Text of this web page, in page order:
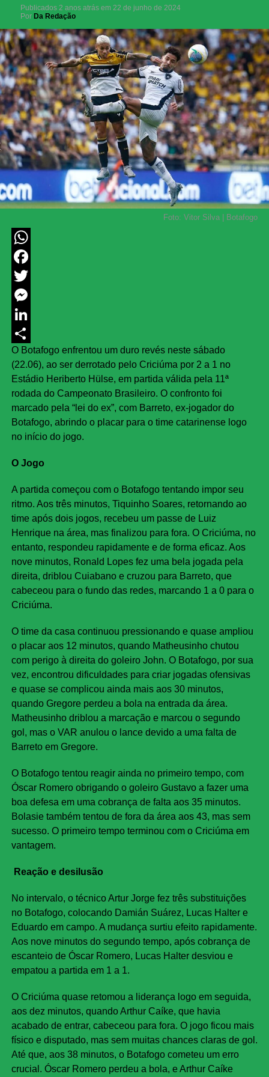
Publicados 2 anos atrás em 22 de junho de 2024
Por Da Redação
Foto: Vitor Silva | Botafogo
WhatsApp
Facebook
Twitter
Messenger
LinkedIn
Share
O Botafogo enfrentou um duro revés neste sábado
(22.06), ao ser derrotado pelo Criciúma por 2 a 1 no
Estádio Heriberto Hülse, em partida válida pela 11ª
rodada do Campeonato Brasileiro. O confronto foi
marcado pela “lei do ex”, com Barreto, ex-jogador do
Botafogo, abrindo o placar para o time catarinense logo
no início do jogo.
O Jogo
A partida começou com o Botafogo tentando impor seu
ritmo. Aos três minutos, Tiquinho Soares, retornando ao
time após dois jogos, recebeu um passe de Luiz
Henrique na área, mas finalizou para fora. O Criciúma, no
entanto, respondeu rapidamente e de forma eficaz. Aos
nove minutos, Ronald Lopes fez uma bela jogada pela
direita, driblou Cuiabano e cruzou para Barreto, que
cabeceou para o fundo das redes, marcando 1 a 0 para o
Criciúma.
O time da casa continuou pressionando e quase ampliou
o placar aos 12 minutos, quando Matheusinho chutou
com perigo à direita do goleiro John. O Botafogo, por sua
vez, encontrou dificuldades para criar jogadas ofensivas
e quase se complicou ainda mais aos 30 minutos,
quando Gregore perdeu a bola na entrada da área.
Matheusinho driblou a marcação e marcou o segundo
gol, mas o VAR anulou o lance devido a uma falta de
Barreto em Gregore.
O Botafogo tentou reagir ainda no primeiro tempo, com
Óscar Romero obrigando o goleiro Gustavo a fazer uma
boa defesa em uma cobrança de falta aos 35 minutos.
Bolasie também tentou de fora da área aos 43, mas sem
sucesso. O primeiro tempo terminou com o Criciúma em
vantagem.
Reação e desilusão
No intervalo, o técnico Artur Jorge fez três substituições
no Botafogo, colocando Damián Suárez, Lucas Halter e
Eduardo em campo. A mudança surtiu efeito rapidamente.
Aos nove minutos do segundo tempo, após cobrança de
escanteio de Óscar Romero, Lucas Halter desviou e
empatou a partida em 1 a 1.
O Criciúma quase retomou a liderança logo em seguida,
aos dez minutos, quando Arthur Caíke, que havia
acabado de entrar, cabeceou para fora. O jogo ficou mais
físico e disputado, mas sem muitas chances claras de gol.
Até que, aos 38 minutos, o Botafogo cometeu um erro
crucial. Óscar Romero perdeu a bola, e Arthur Caíke